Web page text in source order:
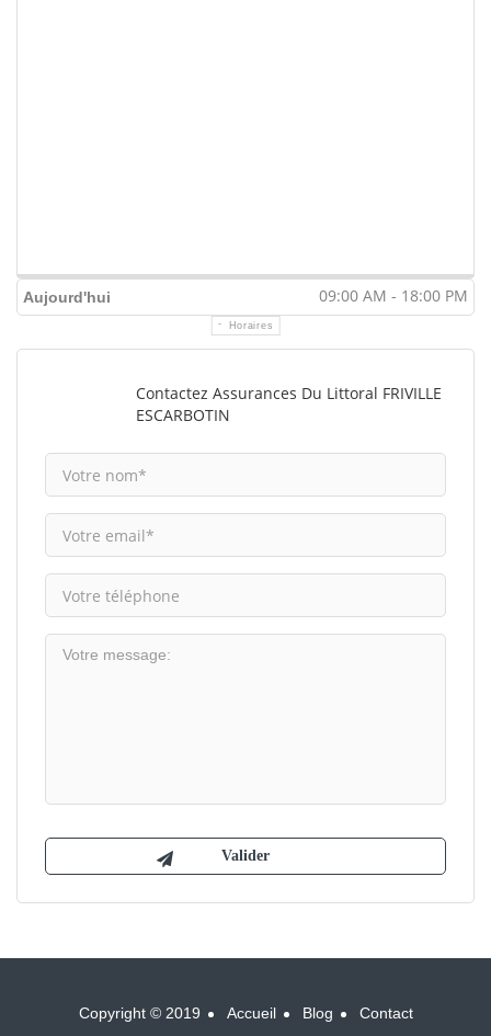
Aujourd'hui 09:00 AM - 18:00 PM
Horaires
Contactez Assurances Du Littoral FRIVILLE
ESCARBOTIN
Copyright © 2019 Accueil Blog Contact